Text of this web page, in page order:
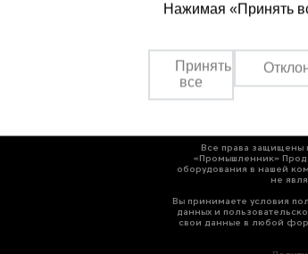
Заказать звонок
Все права защищены
«Промышленник»
оборудования в нашей
не
Вы принимаете условия
данных и
свои данные в любой
Нажимая «Принять
Принять
все